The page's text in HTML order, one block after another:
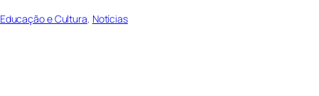
Educação e Cultura, Notícias